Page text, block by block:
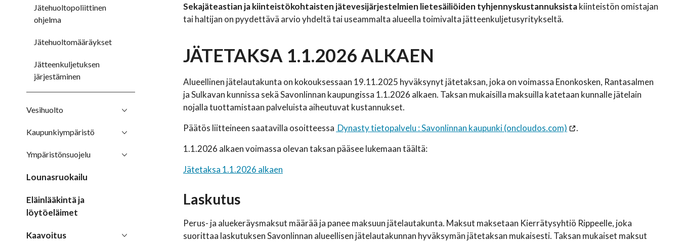
Jätehuoltopoliittinen
ohjelma
Jätehuoltomääräykset
Jätteenkuljetuksen
järjestäminen
Vesihuolto
Kaupunkiympäristö
Ympäristönsuojelu
Lounasruokailu
Eläinlääkintä ja
löytöeläimet
Kaavoitus
Sekajäteastian ja kiinteistökohtaisten jätevesijärjestelmien lietesäiliöiden tyhjennyskustannuksistakiinteistön omistajan
tai haltijan on pyydettävä arvio yhdeltä tai useammalta alueella toimivalta jätteenkuljetusyritykseltä.
JÄTETAKSA 1.1.2026 ALKAEN
Alueellinen jätelautakunta on kokouksessaan 19.11.2025 hyväksynyt jätetaksan, joka on voimassa Enonkosken, Rantasalmen
ja Sulkavan kunnissa sekä Savonlinnan kaupungissa 1.1.2026 alkaen. Taksan mukaisilla maksuilla katetaan kunnalle jätelain
nojalla tuottamistaan palveluista aiheutuvat kustannukset.
Päätös liitteineen saatavilla osoitteessa Dynasty tietopalvelu : Savonlinnan kaupunki (oncloudos.com)
.
1.1.2026 alkaen voimassa olevan taksan pääsee lukemaan täältä:
Jätetaksa 1.1.2026 alkaen
Laskutus
Perus- ja aluekeräysmaksut määrää ja panee maksuun jätelautakunta. Maksut maksetaan Kierrätysyhtiö Rippeelle, joka
suorittaa laskutuksen Savonlinnan alueellisen jätelautakunnan hyväksymän jätetaksan mukaisesti. Taksan mukaiset maksut